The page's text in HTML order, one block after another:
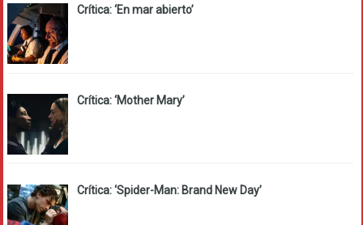
Crítica: ‘En mar abierto’
Crítica: ‘Mother Mary’
Crítica: ‘Spider-Man: Brand New Day’